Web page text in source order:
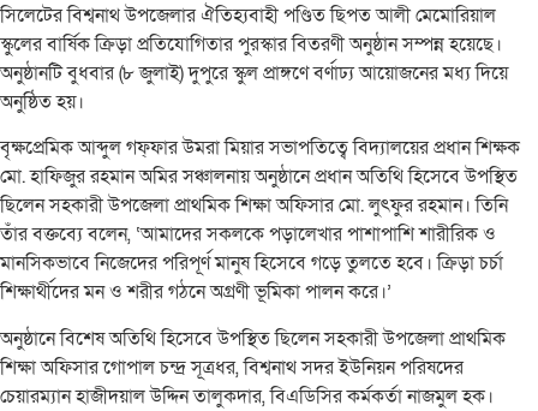
সিলেটের বিশ্বনাথ উপজেলার ঐতিহ্যবাহী পণ্ডিত ছিপত আলী মেমোরিয়াল
স্কুলের বার্ষিক ক্রিড়া প্রতিযোগিতার পুরস্কার বিতরণী অনুষ্ঠান সম্পন্ন হয়েছে।
অনুষ্ঠানটি বুধবার (৮ জুলাই) দুপুরে স্কুল প্রাঙ্গণে বর্ণাঢ্য আয়োজনের মধ্য দিয়ে
অনুষ্ঠিত হয়।
​বৃক্ষপ্রেমিক আব্দুল গফ্ফার উমরা মিয়ার সভাপতিত্বে বিদ্যালয়ের প্রধান শিক্ষক
মো. হাফিজুর রহমান অমির সঞ্চালনায় অনুষ্ঠানে প্রধান অতিথি হিসেবে উপস্থিত
ছিলেন সহকারী উপজেলা প্রাথমিক শিক্ষা অফিসার মো. লুৎফুর রহমান। তিনি
তাঁর বক্তব্যে বলেন, ‘আমাদের সকলকে পড়ালেখার পাশাপাশি শারীরিক ও
মানসিকভাবে নিজেদের পরিপূর্ণ মানুষ হিসেবে গড়ে তুলতে হবে। ক্রিড়া চর্চা
শিক্ষার্থীদের মন ও শরীর গঠনে অগ্রণী ভূমিকা পালন করে।’
অনুষ্ঠানে বিশেষ অতিথি হিসেবে উপস্থিত ছিলেন সহকারী উপজেলা প্রাথমিক
শিক্ষা অফিসার ​গোপাল চন্দ্র সূত্রধর, বিশ্বনাথ সদর ইউনিয়ন পরিষদের
চেয়ারম্যান হাজী​দয়াল উদ্দিন তালুকদার, বিএডিসির কর্মকর্তা নাজমুল হক।